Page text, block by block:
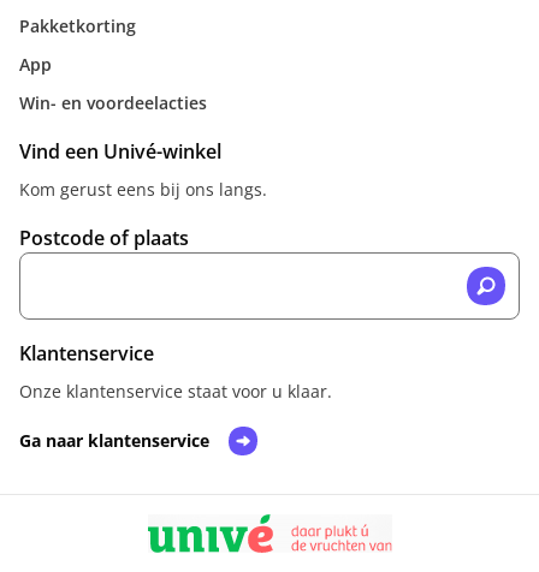
Pakketkorting
App
Win- en voordeelacties
Vind een Univé-winkel
Kom gerust eens bij ons langs.
Postcode of plaats
Klantenservice
Onze klantenservice staat voor u klaar.
Ga naar klantenservice